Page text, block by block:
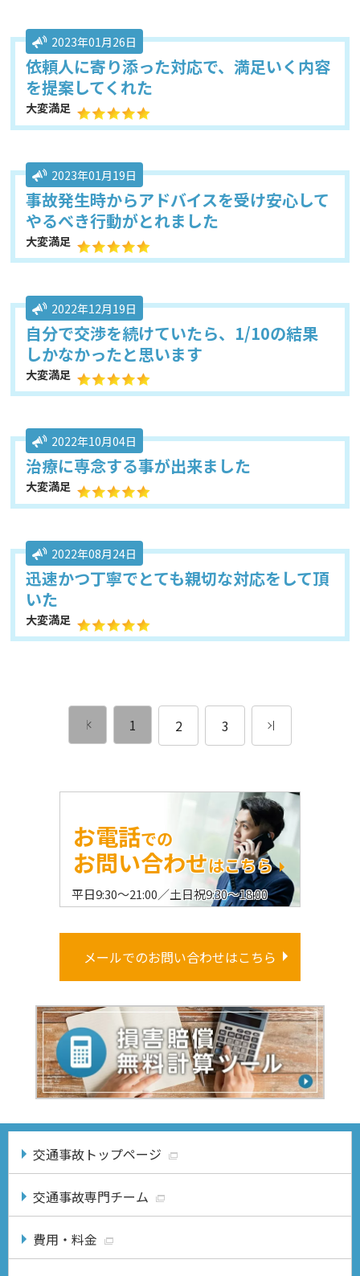
2023年01月26日
依頼人に寄り添った対応で、満足いく内容
を提案してくれた
大変満足
2023年01月19日
事故発生時からアドバイスを受け安心して
やるべき行動がとれました
大変満足
2022年12月19日
自分で交渉を続けていたら、1/10の結果
しかなかったと思います
大変満足
2022年10月04日
治療に専念する事が出来ました
大変満足
2022年08月24日
迅速かつ丁寧でとても親切な対応をして頂
いた
大変満足
1 2 3
お電話での
お問い合わせはこちら
平日9:30〜21:00／土日祝9:30〜18:00
メールでのお問い合わせはこちら
交通事故トップページ
交通事故専門チーム
費用・料金